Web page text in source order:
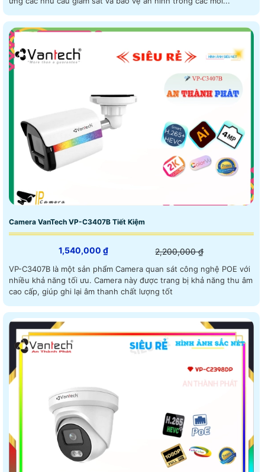
Camera VanTech VP-C3407B Tiết Kiệm
1,540,000 ₫ 2,200,000 ₫
VP-C3407B là một sản phẩm Camera quan sát công nghệ POE với
nhiều khả năng tối ưu. Camera này được trang bị khả năng thu âm
cao cấp, giúp ghi lại âm thanh chất lượng tốt